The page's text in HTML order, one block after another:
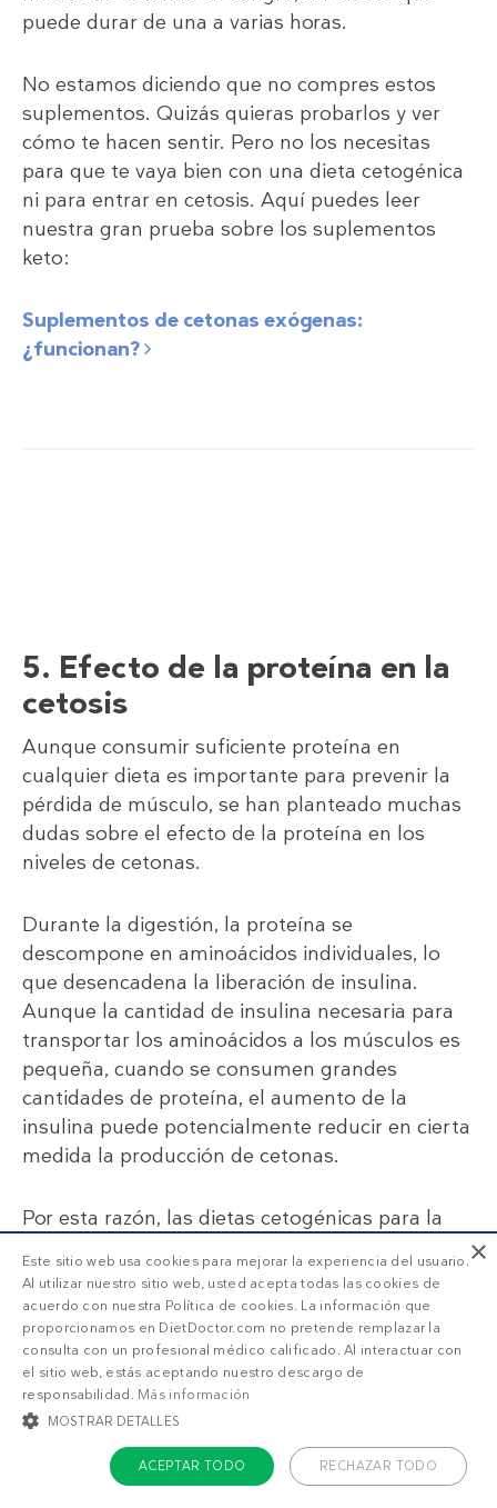
puede durar de una a varias horas.
No estamos diciendo que no compres estos
suplementos. Quizás quieras probarlos y ver
cómo te hacen sentir. Pero no los necesitas
para que te vaya bien con una dieta cetogénica
ni para entrar en cetosis. Aquí puedes leer
nuestra gran prueba sobre los suplementos
keto:
Suplementos de cetonas exógenas:
¿funcionan?
5. Efecto de la proteína en la
cetosis
Aunque consumir suficiente proteína en
cualquier dieta es importante para prevenir la
pérdida de músculo, se han planteado muchas
dudas sobre el efecto de la proteína en los
niveles de cetonas.
Durante la digestión, la proteína se
descompone en aminoácidos individuales, lo
que desencadena la liberación de insulina.
Aunque la cantidad de insulina necesaria para
transportar los aminoácidos a los músculos es
pequeña, cuando se consumen grandes
cantidades de proteína, el aumento de la
insulina puede potencialmente reducir en cierta
medida la producción de cetonas.
Por esta razón, las dietas cetogénicas para la
los carbohidratos, ya que así se asegura que los
niveles de cetonas se mantengan elevados
durante todo momento.
Sin embargo, el efecto de la proteína en la
cetosis parece ser muy personal.
Algunas personas informan de que sus niveles
×
Este sitio web usa cookies para mejorar la experiencia del usuario.
Al utilizar nuestro sitio web, usted acepta todas las cookies de
acuerdo con nuestra Política de cookies. La información que
proporcionamos en DietDoctor.com no pretende remplazar la
consulta con un profesional médico calificado. Al interactuar con
el sitio web, estás aceptando nuestro descargo de
responsabilidad. Más información
MOSTRAR DETALLES
ACEPTAR TODO RECHAZAR TODO